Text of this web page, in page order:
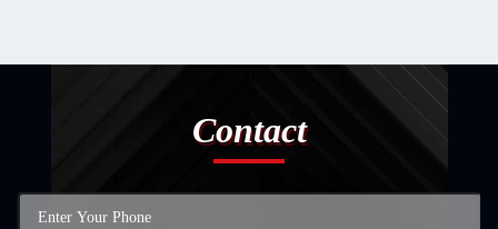
Contact